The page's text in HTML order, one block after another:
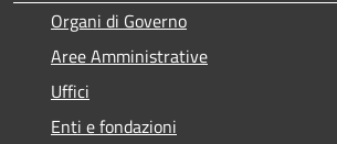
Organi di Governo
Aree Amministrative
Uffici
Enti e fondazioni